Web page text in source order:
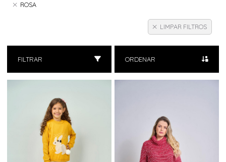
ROSA
LIMPAR FILTROS
FILTRAR ORDENAR